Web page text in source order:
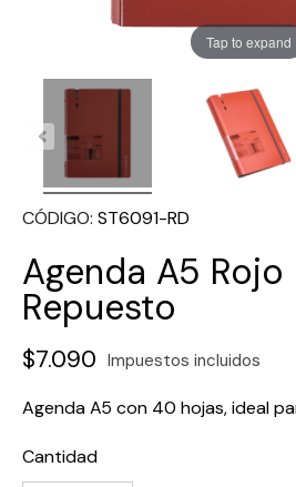
Tap to expand
CÓDIGO ST6091-RD
Agenda A5
Repuesto
$7.090 Impuestos incluidos
Agenda A5 con 40 hojas, ideal
Cantidad